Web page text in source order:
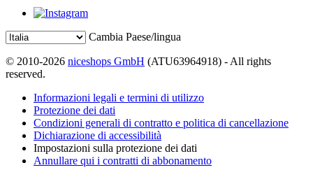
Cambia Paese/lingua
© 2010-2026 niceshops GmbH (ATU63964918) - All rights
reserved.
Informazioni legali e termini di utilizzo
Protezione dei dati
Condizioni generali di contratto e politica di cancellazione
Dichiarazione di accessibilità
Impostazioni sulla protezione dei dati
Annullare qui i contratti di abbonamento